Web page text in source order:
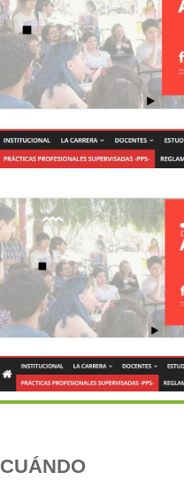
CUÁNDO